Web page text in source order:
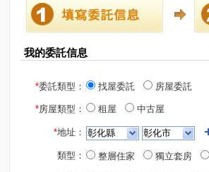
我的委託信息
*委託類型： 找屋委託 房屋委託
*房屋類型： 租屋 中古屋
*地址：
類型： 整層住家 獨立套房